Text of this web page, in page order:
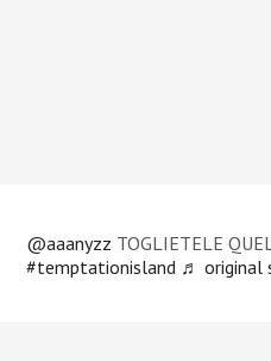
@aaanyzz TOGLIETELE
#temptationisland ♬ original